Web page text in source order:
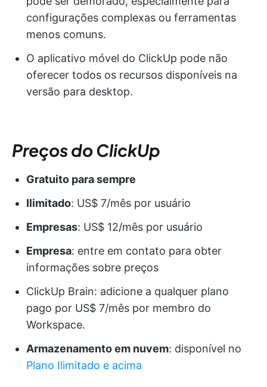
configurações complexas ou ferramentas
menos comuns.
O aplicativo móvel do ClickUp pode não
oferecer todos os recursos disponíveis na
versão para desktop.
Preços do ClickUp
Gratuito para sempre
Ilimitado: US$ 7/mês por usuário
Empresas: US$ 12/mês por usuário
Empresa: entre em contato para obter
informações sobre preços
ClickUp Brain: adicione a qualquer plano
pago por US$ 7/mês por membro do
Workspace.
Armazenamento em nuvem: disponível no
Plano Ilimitado e acima